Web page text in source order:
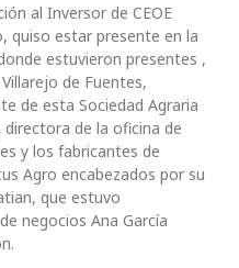
al Inversor de CEOE
quiso estar presente en la
estuvieron presentes ,
de Fuentes,
de esta Sociedad Agraria
de la oficina de
y los fabricantes de
Agro encabezados por su
que estuvo
negocios Ana García